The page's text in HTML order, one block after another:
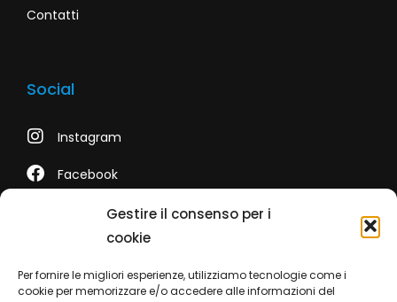
Gestire il consenso per i
cookie
Per fornire le migliori esperienze, utilizziamo tecnologie come i
cookie per memorizzare e/o accedere alle informazioni del
Contatti
Social
Instagram
Facebook
TikTok